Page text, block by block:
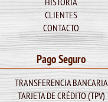
CLIENTES
CONTACTO
Pago Seguro
TRANSFERENCIA BANCARIA
TARJETA DE CRÉDITO (TPV)